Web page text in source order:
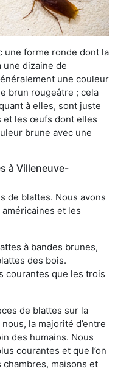
une forme ronde dont la
dizaine de
une couleur
brun rougeâtre ; cela
à elles, sont juste
et les œufs dont elles
brune avec une
à Villeneuve-
de blattes. Nous avons
et les
à bandes brunes,
des bois.
courantes que les trois
de blattes sur la
la majorité d’entre
des humains. Nous
courantes et que l’on
maisons et